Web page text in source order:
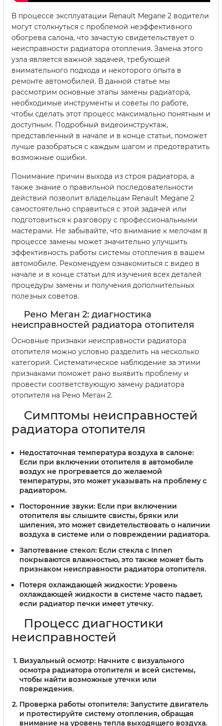
В процессе эксплуатации Renault Megane 2 водители
могут столкнуться с проблемой неэффективного
обогрева салона, что зачастую свидетельствует о
неисправности радиатора отопления. Замена этого
узла является важной задачей, требующей
внимательного подхода и некоторого опыта в
ремонте автомобилей. В данной статье мы
рассмотрим основные этапы замены радиатора,
необходимые инструменты и советы по работе,
чтобы сделать этот процесс максимально понятным и
доступным. Подробный видеоинструктаж,
представленный в начале и в конце статьи, поможет
лучше разобраться с каждым шагом и предотвратить
возможные ошибки.
Понимание причин выхода из строя радиатора, а
также знание о правильной последовательности
действий позволит владельцам Renault Megane 2
самостоятельно справиться с этой задачей или
подготовиться к разговору с профессиональными
мастерами. Не забывайте, что внимание к мелочам в
процессе замены может значительно улучшить
эффективность работы системы отопления в вашем
автомобиле. Рекомендуем ознакомиться с видео в
начале и в конце статьи для изучения всех деталей
процедуры замены и получения дополнительных
полезных советов.
Рено Меган 2: диагностика
неисправностей радиатора отопителя
Основные признаки неисправности радиатора
отопителя можно условно разделить на несколько
категорий. Систематическое наблюдение за этими
признаками поможет рано выявить проблему и
провести соответствующую замену радиатора
отопителя на Рено Меган 2.
Симптомы неисправностей
радиатора отопителя
Недостаточная температура воздуха в салоне:
Если при включении отопителя в автомобиле
воздух не прогревается до желаемой
температуры, это может указывать на проблему с
радиатором.
Посторонние звуки: Если при включении
отопителя вы слышите свисты, бряки или
шипения, это может свидетельствовать о наличии
воздуха в системе или о повреждении радиатора.
Запотевание стекол: Если стекла с Innen
покрываются влажностью, это также может быть
признаком неисправности радиатора отопителя.
Потеря охлаждающей жидкости: Уровень
охлаждающей жидкости в системе часто падает,
если радиатор печки имеет утечку.
Процесс диагностики
неисправностей
Визуальный осмотр: Начните с визуального
осмотра радиатора отопителя и всей системы,
чтобы найти возможные утечки или
повреждения.
Проверка работы отопителя: Запустите двигатель
и протестируйте систему отопления, обращая
внимание на уровень тепла выходящего воздуха.